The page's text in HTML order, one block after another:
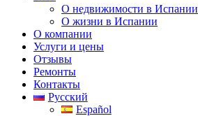
О недвижимости в Испании
О жизни в Испании
О компании
Услуги и цены
Отзывы
Ремонты
Контакты
Русский
Español